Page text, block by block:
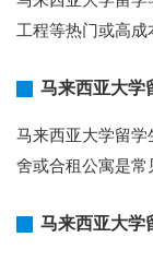
工程等热门或高
马来西亚大学
马来西亚大学留学
舍或合租公寓是常
马来西亚大学